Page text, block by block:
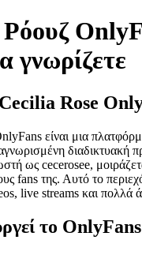
γνωρίζετε
Cecilia Rose
είναι μια
διαδικτυακή
ως cecerosee,
fans της. Αυτό το
live streams και πολλά
το